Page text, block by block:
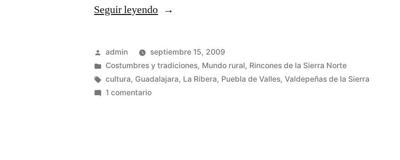
Seguir leyendo«¡Vamos
la
escuela!»
Publicado
por
admin
septiembre 15, 2009
Publicado
en
Costumbres y tradiciones, Mundo rural, Rincones de la Sierra Norte
Etiquetas:
cultura, Guadalajara, La Ribera, Puebla de Valles,Valdepeñas de la Sierra
1 comentarioen